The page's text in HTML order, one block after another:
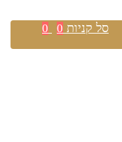
סל קניות 0
0